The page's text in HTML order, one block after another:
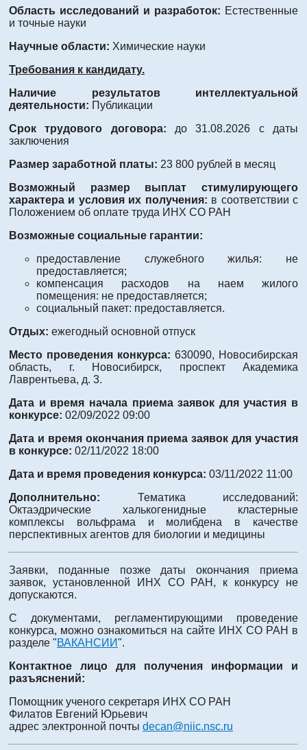
Область исследований и разработок: Естественные
и точные науки
Научные области: Химические науки
Требования к кандидату.
Наличие результатов интеллектуальной
деятельности: Публикации
Срок трудового договора: до 31.08.2026 с даты
заключения
Размер заработной платы: 23 800 рублей в месяц
Возможный размер выплат стимулирующего
характера и условия их получения: в соответствии с
Положением об оплате труда ИНХ СО РАН
Возможные социальные гарантии:
предоставление служебного жилья: не
предоставляется;
компенсация расходов на наем жилого
помещения: не предоставляется;
социальный пакет: предоставляется.
Отдых: ежегодный основной отпуск
Место проведения конкурса: 630090, Новосибирская
область, г. Новосибирск, проспект Академика
Лаврентьева, д. 3.
Дата и время начала приема заявок для участия в
конкурсе: 02/09/2022 09:00
Дата и время окончания приема заявок для участия
в конкурсе: 02/11/2022 18:00
Дата и время проведения конкурса: 03/11/2022 11:00
Дополнительно: Тематика исследований:
Октаэдрические халькогенидные кластерные
комплексы вольфрама и молибдена в качестве
перспективных агентов для биологии и медицины
Заявки, поданные позже даты окончания приема
заявок, установленной ИНХ СО РАН, к конкурсу не
допускаются.
С документами, регламентирующими проведение
конкурса, можно ознакомиться на сайте ИНХ СО РАН в
разделе "ВАКАНСИИ".
Контактное лицо для получения информации и
разъяснений:
Помощник ученого секретаря ИНХ СО РАН
Филатов Евгений Юрьевич
адрес электронной почты decan@niic.nsc.ru